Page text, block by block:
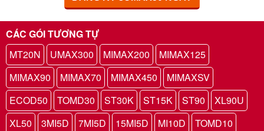
CÁC GÓI TƯƠNG TỰ
MT20N
UMAX300 MIMAX200
MIMAX125
MIMAX90
MIMAX70 MIMAX450
MIMAXSV
ECOD50
TOMD30 ST30K ST15K ST90
XL90U
XL50
3MI5D 7MI5D 15MI5D MI10D
TOMD10